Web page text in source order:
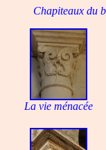
Chapiteaux du
La vie ménacée